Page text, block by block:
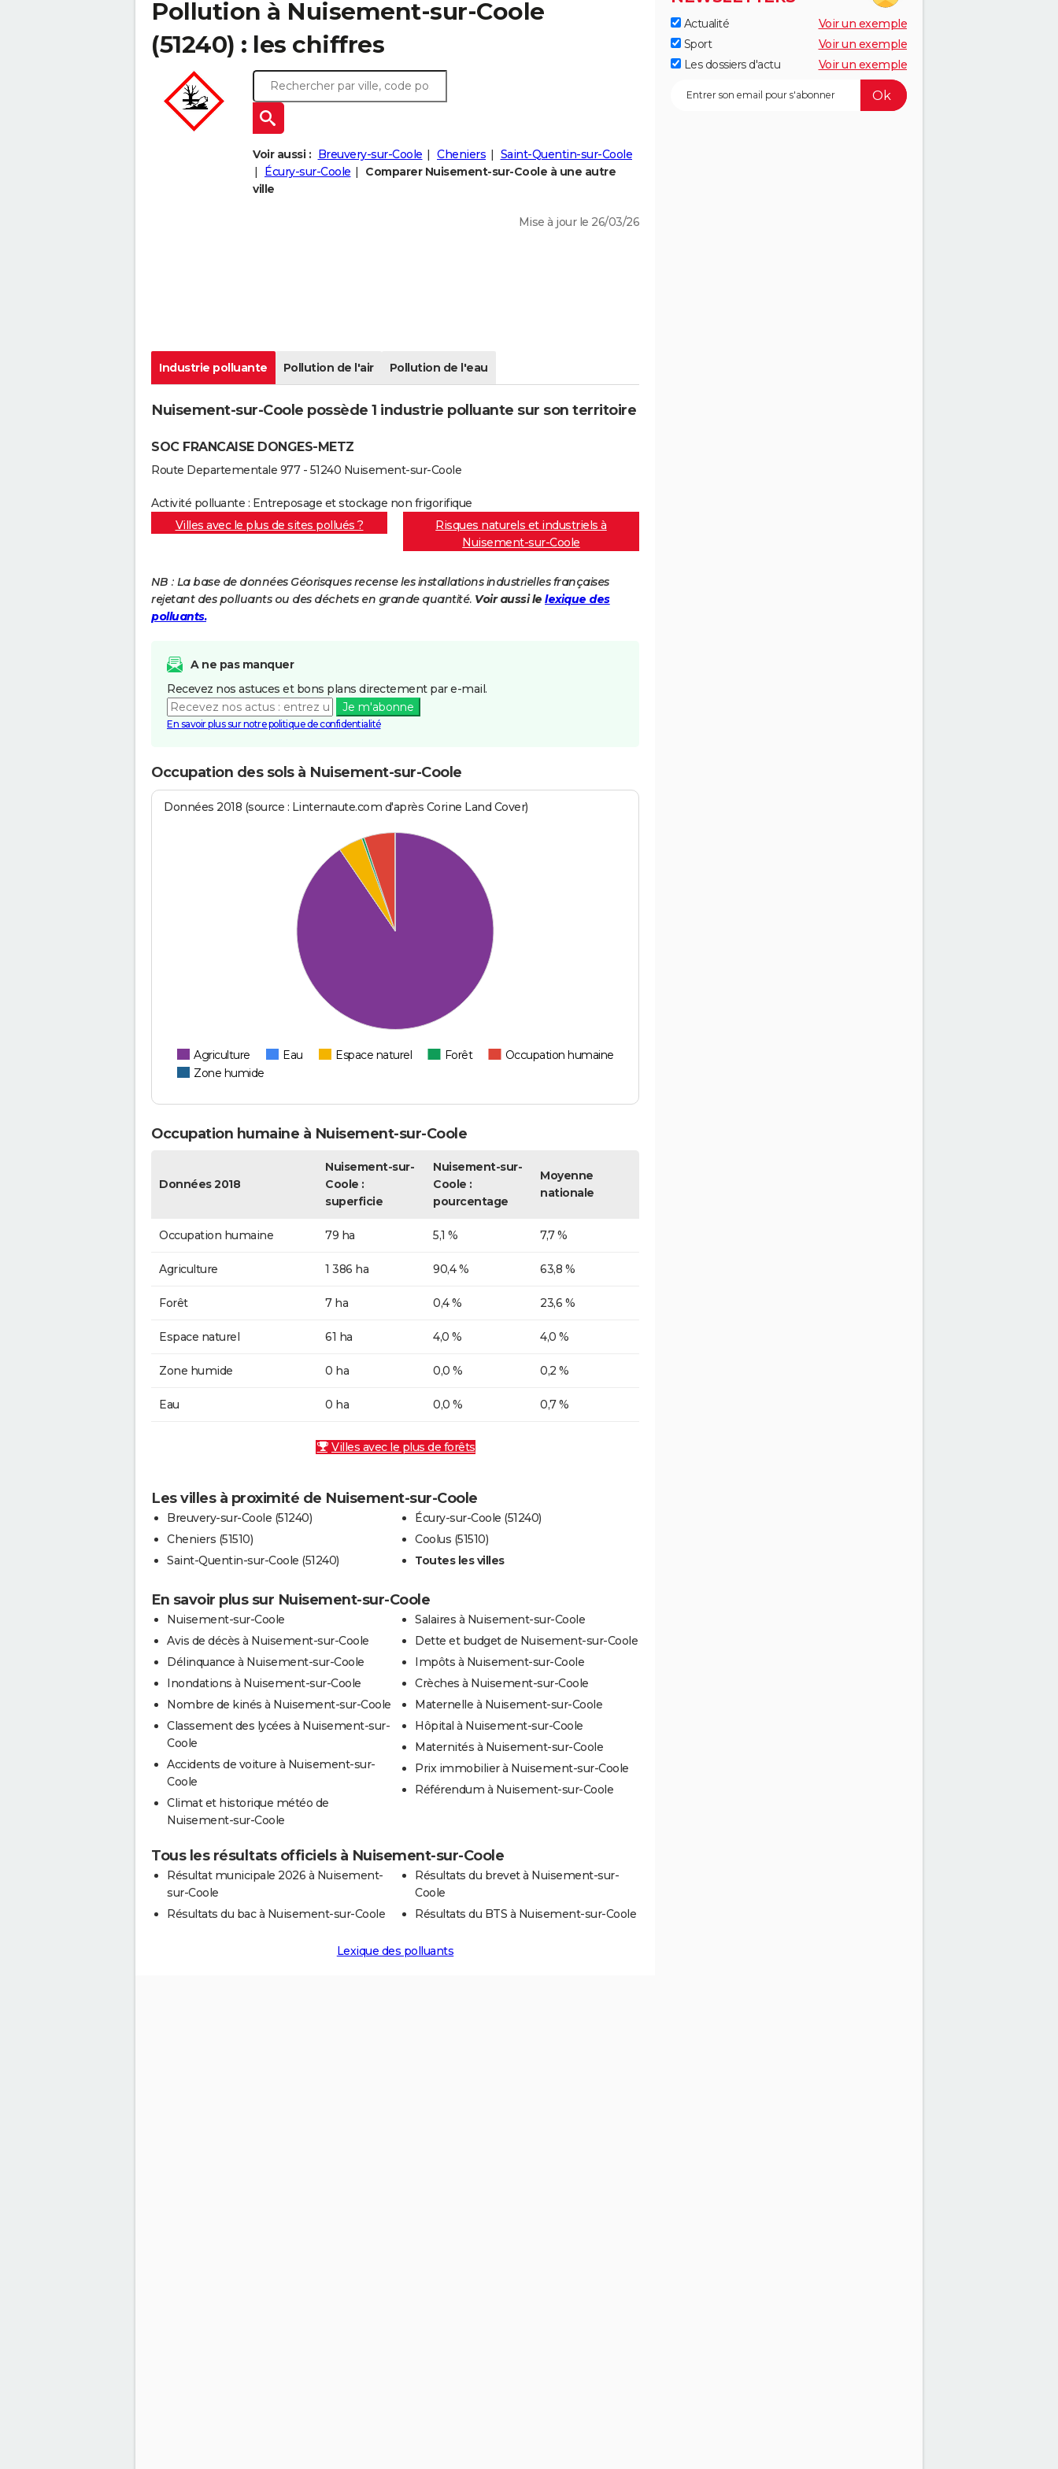
Pollution à Nuisement-sur-Coole
(51240) : les chiffres
Voir aussi : Breuvery-sur-Coole Cheniers
Saint-Quentin-sur-Coole
Écury-sur-Coole
Comparer Nuisement-sur-Coole à une autre
ville
Mise à jour le 26/03/26
Industrie polluante Pollution de l'air Pollution de l'eau
Nuisement-sur-Coole possède 1 industrie polluante sur son territoire
SOC FRANCAISE DONGES-METZ
Route Departementale 977 - 51240 Nuisement-sur-Coole
Activité polluante : Entreposage et stockage non frigorifique
Villes avec le plus de sites pollués ?
Risques naturels et industriels à
Nuisement-sur-Coole
NB : La base de données Géorisques recense les installations industrielles françaises
rejetant des polluants ou des déchets en grande quantité. Voir aussi le lexique des
polluants.
A ne pas manquer
Recevez nos astuces et bons plans directement par e-mail.
Je m'abonne
En savoir plus sur notre politique de confidentialité
Occupation des sols à Nuisement-sur-Coole
Données 2018 (source : Linternaute.com d'après Corine Land Cover)
Agriculture Eau Espace naturel Forêt
Occupation humaine
Zone humide
Occupation humaine à Nuisement-sur-Coole
Données 2018
Nuisement-sur-
Coole :
superficie
Nuisement-sur-
Coole :
pourcentage
Moyenne
nationale
Occupation humaine 79 ha 5,1 % 7,7 %
Agriculture 1 386 ha 90,4 % 63,8 %
Forêt 7 ha 0,4 % 23,6 %
Espace naturel 61 ha 4,0 % 4,0 %
Zone humide 0 ha 0,0 % 0,2 %
Eau 0 ha 0,0 % 0,7 %
Villes avec le plus de forêts
Les villes à proximité de Nuisement-sur-Coole
Breuvery-sur-Coole (51240)
Cheniers (51510)
Saint-Quentin-sur-Coole (51240)
Écury-sur-Coole (51240)
Coolus (51510)
Toutes les villes
En savoir plus sur Nuisement-sur-Coole
Nuisement-sur-Coole
Avis de décès à Nuisement-sur-Coole
Délinquance à Nuisement-sur-Coole
Inondations à Nuisement-sur-Coole
Nombre de kinés à Nuisement-sur-Coole
Classement des lycées à Nuisement-sur-
Coole
Accidents de voiture à Nuisement-sur-
Coole
Climat et historique météo de
Nuisement-sur-Coole
Salaires à Nuisement-sur-Coole
Dette et budget de Nuisement-sur-Coole
Impôts à Nuisement-sur-Coole
Crèches à Nuisement-sur-Coole
Maternelle à Nuisement-sur-Coole
Hôpital à Nuisement-sur-Coole
Maternités à Nuisement-sur-Coole
Prix immobilier à Nuisement-sur-Coole
Référendum à Nuisement-sur-Coole
Tous les résultats officiels à Nuisement-sur-Coole
Résultat municipale 2026 à Nuisement-
sur-Coole
Résultats du bac à Nuisement-sur-Coole
Résultats du brevet à Nuisement-sur-
Coole
Résultats du BTS à Nuisement-sur-Coole
Lexique des polluants
Actualité
Voir un exemple
Sport
Voir un exemple
Les dossiers d'actu
Voir un exemple